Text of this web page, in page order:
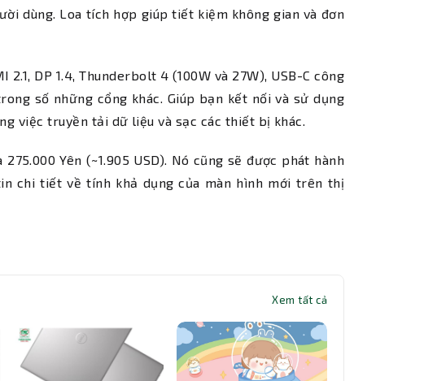
dùng. Loa tích hợp giúp tiết kiệm không gian và đơn
DP 1.4, Thunderbolt 4 (100W và 27W), USB-C công
số những cổng khác. Giúp bạn kết nối và sử dụng
việc truyền tải dữ liệu và sạc các thiết bị khác.
Yên (~1.905 USD). Nó cũng sẽ được phát hành
chi tiết về tính khả dụng của màn hình mới trên thị
Xem tất cả